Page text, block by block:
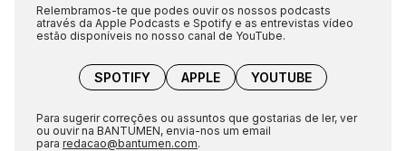
Relembramos-te que podes ouvir os nossos podcasts
através da Apple Podcasts e Spotify e as entrevistas vídeo
estão disponíveis no nosso canal de YouTube.
SPOTIFY APPLE YOUTUBE
Para sugerir correções ou assuntos que gostarias de ler, ver
ou ouvir na BANTUMEN, envia-nos um email
para redacao@bantumen.com.